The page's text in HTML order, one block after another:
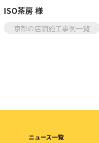
ISO茶房 様
京都の店舗施工事例一覧
ニュース一覧